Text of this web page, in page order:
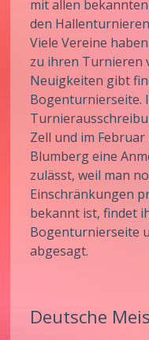
mit allen
den
Viele Vereine
zu ihren Turnieren
Neuigkeiten gibt
Bogenturnierseite.
Zell und im
Blumberg eine
zulässt, weil man
Einschränkungen
bekannt ist, findet
Bogenturnierseite
abgesagt.
Deutsche